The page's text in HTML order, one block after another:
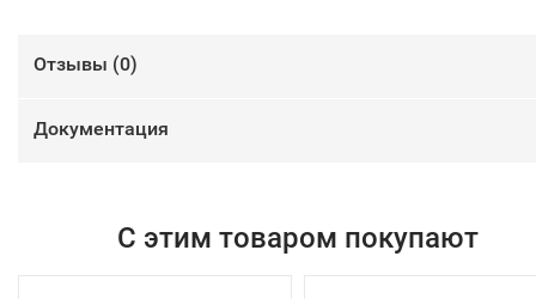
Отзывы (0)
Документация
С этим товаром покупают